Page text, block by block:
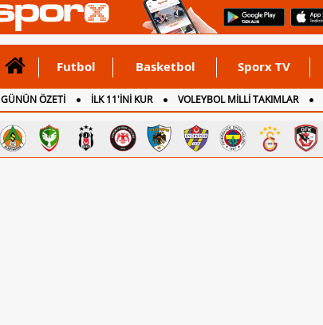
Futbol Basketbol Sporx TV
GÜNÜN ÖZETİ İLK 11'İNİ KUR VOLEYBOL MİLLİ TAKIMLAR
CANLI ANLATIM
İNGİLTERE